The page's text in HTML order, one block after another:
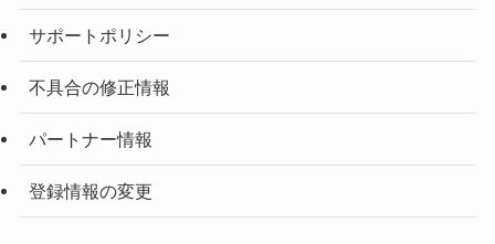
サポートポリシー
不具合の修正情報
パートナー情報
登録情報の変更